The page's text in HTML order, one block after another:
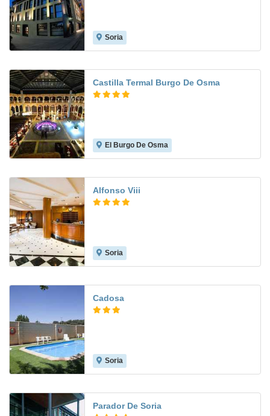
Soria
Castilla Termal Burgo De Osma
El Burgo De Osma
Alfonso Viii
Soria
Cadosa
Soria
Parador De Soria